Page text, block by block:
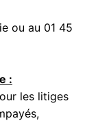
ou au 01 45
:
les litiges